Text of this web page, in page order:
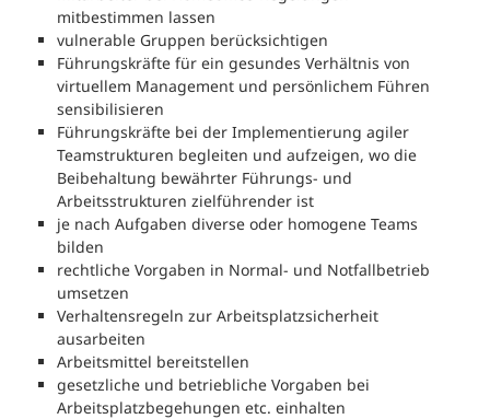
mitbestimmen lassen
vulnerable Gruppen berücksichtigen
Führungskräfte für ein gesundes Verhältnis von
virtuellem Management und persönlichem Führen
sensibilisieren
Führungskräfte bei der Implementierung agiler
Teamstrukturen begleiten und aufzeigen, wo die
Beibehaltung bewährter Führungs- und
Arbeitsstrukturen zielführender ist
je nach Aufgaben diverse oder homogene Teams
bilden
rechtliche Vorgaben in Normal- und Notfallbetrieb
umsetzen
Verhaltensregeln zur Arbeitsplatzsicherheit
ausarbeiten
Arbeitsmittel bereitstellen
gesetzliche und betriebliche Vorgaben bei
Arbeitsplatzbegehungen etc. einhalten